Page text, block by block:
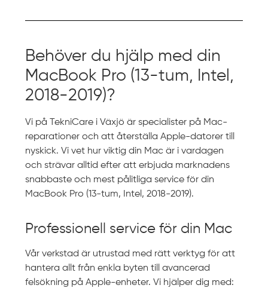
Behöver du hjälp med din
MacBook Pro (13-tum, Intel,
2018-2019)?
Vi på TekniCare i Växjö är specialister på Mac-
reparationer och att återställa Apple-datorer till
nyskick. Vi vet hur viktig din Mac är i vardagen
och strävar alltid efter att erbjuda marknadens
snabbaste och mest pålitliga service för din
MacBook Pro (13-tum, Intel, 2018-2019).
Professionell service för din Mac
Vår verkstad är utrustad med rätt verktyg för att
hantera allt från enkla byten till avancerad
felsökning på Apple-enheter. Vi hjälper dig med: